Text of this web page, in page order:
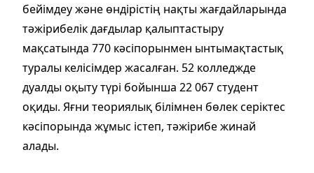
бейімдеу және өндірістің нақты жағдайларында
тәжірибелік дағдылар қалыптастыру
мақсатында 770 кәсіпорынмен ынтымақтастық
туралы келісімдер жасалған. 52 колледжде
дуалды оқыту түрі бойынша 22 067 студент
оқиды. Яғни теориялық білімнен бөлек серіктес
кәсіпорында жұмыс істеп, тәжірибе жинай
алады.